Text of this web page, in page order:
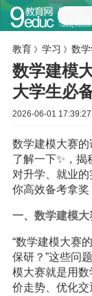
教育 》 学习 》 数学
数学建模
大学生必
2026-06-01
数学建模大赛的
了解一下✨，
对升学、就业
你高效备考拿奖
一、数学建模
“数学建模大赛
保研？”这些问
模大赛就是用
价走势、优化